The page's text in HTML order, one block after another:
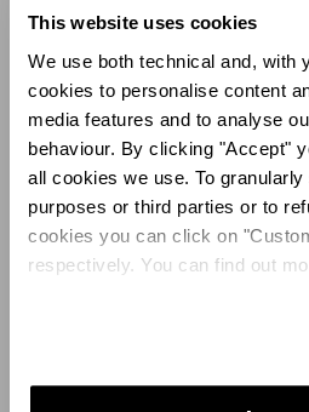
This website uses cookies
We use both technical and, with
cookies to personalise content
media features and to analyse
behaviour. By clicking "Accept"
all cookies we use. To
purposes or third parties or to
cookies you can click on
respectively. You can find out
La collection Resort 2024
revisitation de plusieurs
Maison, comme l'escarpin
dans des teintes plus
influencées par les années
scintillantes se mêlent aux
marque pour une élégance
slingback Forbidden Love
parsemés d’une fraîche
miroir, qui le rend idéal